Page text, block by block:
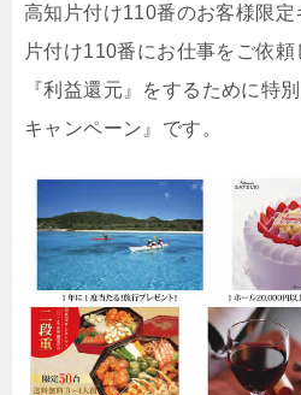
高知片付け110番のお客様限
片付け110番にお仕事をご依頼
『利益還元』をするために特
キャンペーン』です。